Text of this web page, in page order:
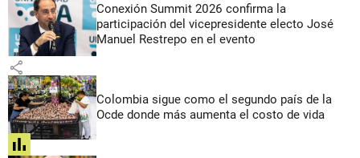
Conexión Summit 2026 confirma la
participación del vicepresidente electo José
Manuel Restrepo en el evento
share
Colombia sigue como el segundo país de la
Ocde donde más aumenta el costo de vida
share